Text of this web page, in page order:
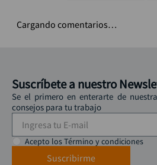
Cargando comentarios…
Suscríbete a nuestro
Se el primero en enterarte de
consejos para tu trabajo
Acepto los Término y condiciones
Suscribirme